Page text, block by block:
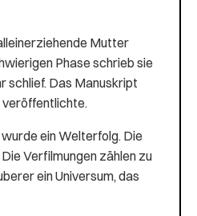
Mutter
Phase schrieb sie
schlief. Das Manuskript
veröffentlichte.
ein Welterfolg. Die
Verfilmungen zählen zu
ein Universum, das